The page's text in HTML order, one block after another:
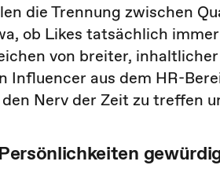
die Trennung zwischen
ob Likes tatsächlich
von breiter,
Influencer aus dem HR-
Nerv der Zeit zu treffen